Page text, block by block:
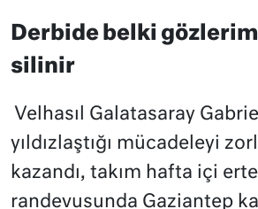
Derbide belki
silinir
Velhasıl Galatasaray
yıldızlaştığı mücadeleyi
kazandı, takım hafta içi
randevusunda Gaziantep